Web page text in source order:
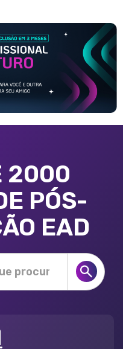
2000
PÓS-
EAD